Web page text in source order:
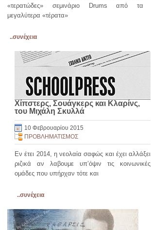
«τερατώδες» σεμινάριο Drums από τα
μεγαλύτερα «τέρατα»
..συνέχεια
Χίπστερς, Σουάγκερς και Κλαρίνς,
του Μιχάλη Σκυλλά
10 Φεβρουαρίου 2015
ΠΡΟΒΛΗΜΑΤΙΣΜΟΣ
Εν έτει 2014, η νεολαία σαφώς και έχει αλλάξει
ριζικά αν λαβουμε υπ’όψιν τις κοινωνικές
ομάδες που υπήρχαν τότε και
..συνέχεια